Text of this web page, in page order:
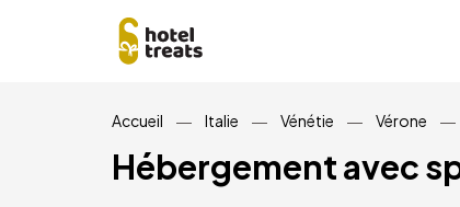
Accueil Italie Vénétie Vérone
Hébergement avec